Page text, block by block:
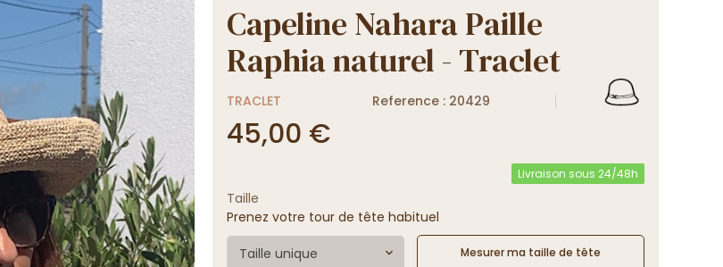
Capeline Nahara Paille
Raphia naturel - Traclet
TRACLET Reference : 20429
45,00 €
Livraison sous 24/48h
Taille
Prenez votre tour de tête habituel
Taille unique Mesurer ma taille de tête